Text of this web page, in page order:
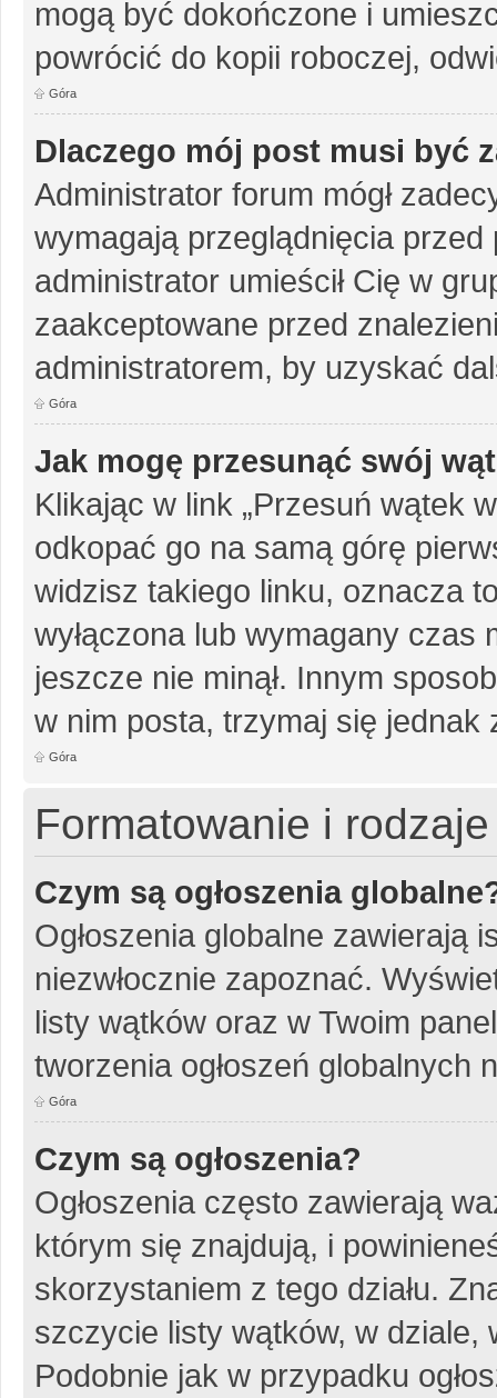
mogą być dokończone i
powrócić do kopii roboczej,
Góra
Dlaczego mój post musi być
Administrator forum mógł
wymagają przeglądnięcia
administrator umieścił Cię w
zaakceptowane przed
administratorem, by uzyskać
Góra
Jak mogę przesunąć swój
Klikając w link „Przesuń wątek
odkopać go na samą górę
widzisz takiego linku, oznacza
wyłączona lub wymagany
jeszcze nie minął. Innym
w nim posta, trzymaj się jednak
Góra
Formatowanie i
Czym są ogłoszenia
Ogłoszenia globalne zawierają
niezwłocznie zapoznać.
listy wątków oraz w Twoim
tworzenia ogłoszeń globalnych
Góra
Czym są ogłoszenia?
Ogłoszenia często zawierają
którym się znajdują, i
skorzystaniem z tego działu.
szczycie listy wątków, w dziale,
Podobnie jak w przypadku